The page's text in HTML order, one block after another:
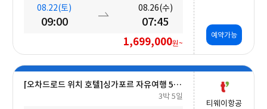
08.22(토)
09:00
08.26(수)
07:45
1,699,000원~
예약가능
[오차드로드 위치 호텔]싱가포르 자유여행 5일 #조식포함 #A330대형기종
3박 5일
티웨이항공